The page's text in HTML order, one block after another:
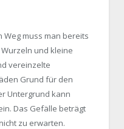
Weg muss man bereits
und kleine
vereinzelte
Grund für den
Untergrund kann
Das Gefälle beträgt
zu erwarten.